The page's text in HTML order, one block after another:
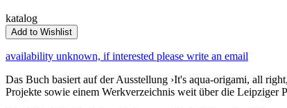
katalog
Add to Wishlist
availability unknown, if interested please write an email
Das Buch basiert auf der Ausstellung ›It's aqua-origami, all
Projekte sowie einem Werkverzeichnis weit über die Leipziger